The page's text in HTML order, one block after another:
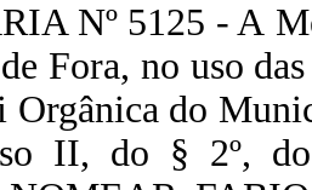
Nº 5125 - A
Fora, no uso
Orgânica do
II, do § 2º,